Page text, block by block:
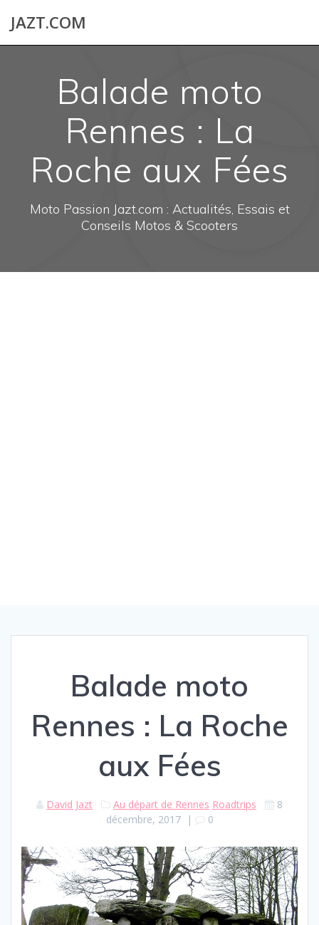
JAZT.COM
Balade moto
Rennes : La
Roche aux Fées
Moto Passion Jazt.com : Actualités, Essais et
Conseils Motos & Scooters
Balade moto
Rennes : La Roche
aux Fées
David Jazt Au départ de Rennes Roadtrips
8
décembre, 2017| 0